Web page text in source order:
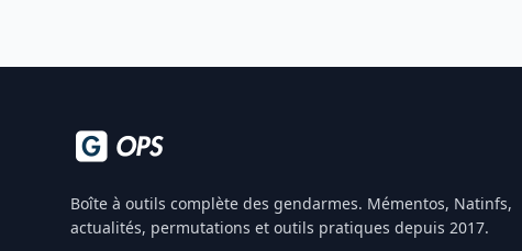
Boîte à outils complète des gendarmes. Mémentos, Natinfs,
actualités, permutations et outils pratiques depuis 2017.